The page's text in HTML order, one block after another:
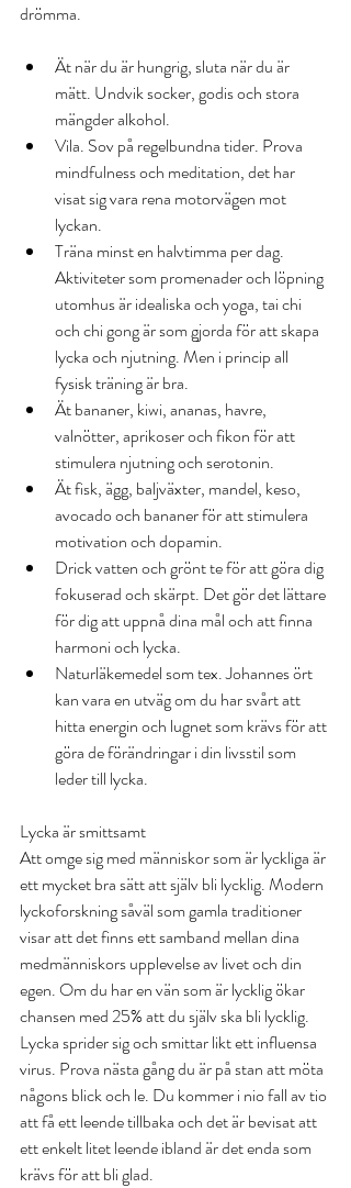
drömma.
Ät när du är hungrig, sluta när du är
mätt. Undvik socker, godis och stora
mängder alkohol.
Vila. Sov på regelbundna tider. Prova
mindfulness och meditation, det har
visat sig vara rena motorvägen mot
lyckan.
Träna minst en halvtimma per dag.
Aktiviteter som promenader och löpning
utomhus är idealiska och yoga, tai chi
och chi gong är som gjorda för att skapa
lycka och njutning. Men i princip all
fysisk träning är bra.
Ät bananer, kiwi, ananas, havre,
valnötter, aprikoser och fikon för att
stimulera njutning och serotonin.
Ät fisk, ägg, baljväxter, mandel, keso,
avocado och bananer för att stimulera
motivation och dopamin.
Drick vatten och grönt te för att göra dig
fokuserad och skärpt. Det gör det lättare
för dig att uppnå dina mål och att finna
harmoni och lycka.
Naturläkemedel som tex. Johannes ört
kan vara en utväg om du har svårt att
hitta energin och lugnet som krävs för att
göra de förändringar i din livsstil som
leder till lycka.
Lycka är smittsamt
Att omge sig med människor som är lyckliga är
ett mycket bra sätt att själv bli lycklig. Modern
lyckoforskning såväl som gamla traditioner
visar att det finns ett samband mellan dina
medmänniskors upplevelse av livet och din
egen. Om du har en vän som är lycklig ökar
chansen med 25% att du själv ska bli lycklig.
Lycka sprider sig och smittar likt ett influensa
virus. Prova nästa gång du är på stan att möta
någons blick och le. Du kommer i nio fall av tio
att få ett leende tillbaka och det är bevisat att
ett enkelt litet leende ibland är det enda som
krävs för att bli glad.